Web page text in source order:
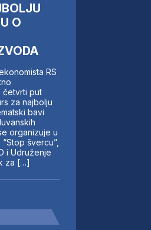
O
RS
četvrti put
za najbolju
bavi
organizuje u
švercu”,
i Udruženje
za […]